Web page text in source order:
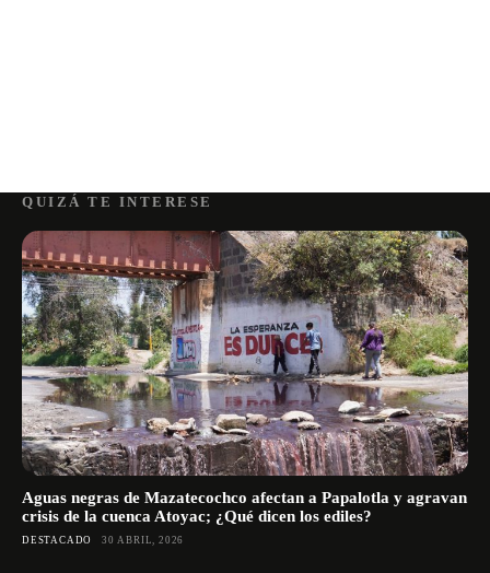
QUIZÁ TE INTERESE
Aguas negras de Mazatecochco afectan a Papalotla y agravan
crisis de la cuenca Atoyac; ¿Qué dicen los ediles?
DESTACADO 30 ABRIL, 2026